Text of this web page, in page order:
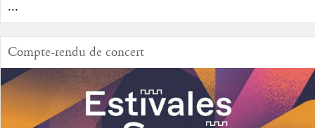
...
Compte-rendu de concert